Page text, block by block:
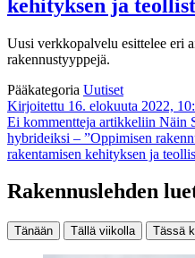
kehityksen ja
Uusi verkkopalvelu esittelee eri
rakennustyyppejä.
Pääkategoria Uutiset
Kirjoitettu 16. elokuuta 2022,
Ei kommentteja artikkeliin Näin
hybrideiksi – ”Oppimisen
rakentamisen kehityksen ja
Rakennuslehden
Tänään Tällä viikolla Tässä